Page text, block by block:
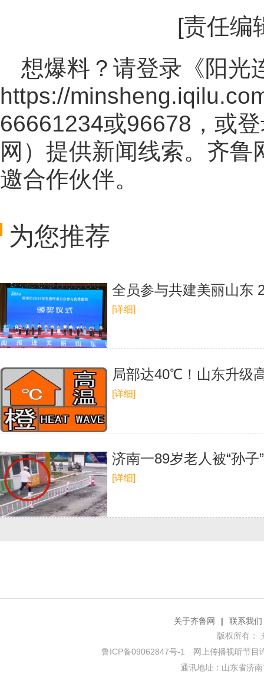
[责任编
想爆料？请登录《阳光
https://
66661234或96678，或
网 ）提供新闻线索。齐鲁
邀合作伙伴。
为您推荐
全员参与共建美丽山东
[详细]
局部达40℃！山东升级
[详细]
济南一89岁老人被“孙
[详细]
关于齐鲁网 |
联系我们
版权所有：
鲁ICP备09062847号-1 网上传播视听节目
通讯地址：山东省济